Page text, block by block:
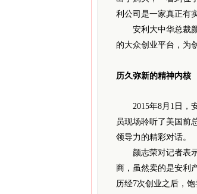
利公司是一家真正有
安利大中华总裁颜
的大众创业平台，为
历久弥新的精神内核
2015年8月1日，安
员现场聆听了美国前
领导力的精彩对话。
颜志荣对记者表示
商，虽然卖的是安利
历经7次创业之后，